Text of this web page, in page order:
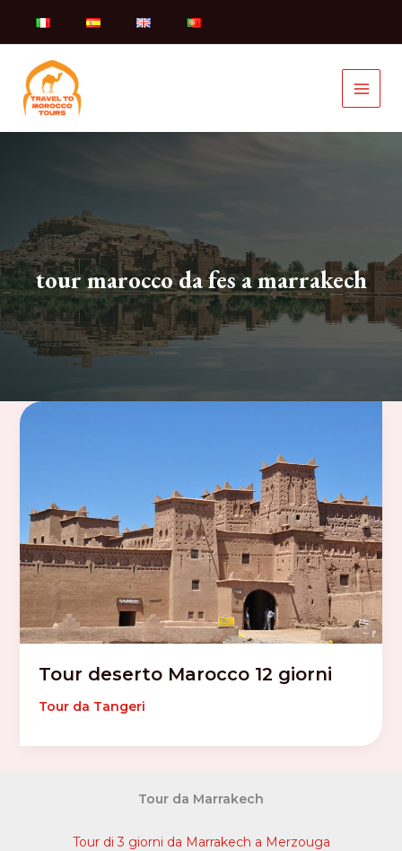
tour marocco da fes a marrakech
Tour deserto Marocco 12 giorni
Tour da Tangeri
Tour da Marrakech
Tour di 3 giorni da Marrakech a Merzouga